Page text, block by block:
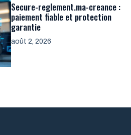
Secure-reglement.ma-creance :
paiement fiable et protection
garantie
août 2, 2026